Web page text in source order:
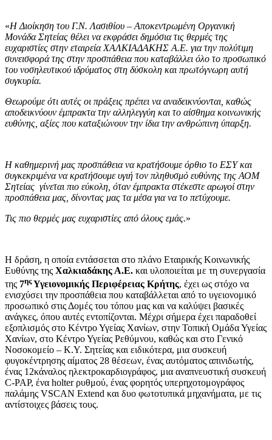
«Η Διοίκηση του Γ.Ν. Λασιθίου – Αποκεντρωμένη Οργανική
Μονάδα Σητείας θέλει να εκφράσει δημόσια τις θερμές της
ευχαριστίες στην εταιρεία ΧΑΛΚΙΑΔΑΚΗΣ Α.Ε. για την πολύτιμη
συνεισφορά της στην προσπάθεια που καταβάλλει όλο το προσωπικό
του νοσηλευτικού ιδρύματος στη δύσκολη και πρωτόγνωρη αυτή
συγκυρία.
Θεωρούμε ότι αυτές οι πράξεις πρέπει να αναδεικνύονται, καθώς
αποδεικνύουν έμπρακτα την αλληλεγγύη και το αίσθημα κοινωνικής
ευθύνης, αξίες που καταξιώνουν την ίδια την ανθρώπινη ύπαρξη.
Η καθημερινή μας προσπάθεια να κρατήσουμε όρθιο το ΕΣΥ και
συγκεκριμένα να κρατήσουμε υγιή τον πληθυσμό ευθύνης της ΑΟΜ
Σητείας γίνεται πιο εύκολη, όταν έμπρακτα στέκεστε αρωγοί στην
προσπάθεια μας, δίνοντας μας τα μέσα για να το πετύχουμε.
Τις πιο θερμές μας ευχαριστίες από όλους εμάς.»
Η δράση, η οποία εντάσσεται στο πλάνο Εταιρικής Κοινωνικής
Ευθύνης της Χαλκιαδάκης Α.Ε. και υλοποιείται με τη συνεργασία
της 7ηςΥγειονομικής Περιφέρειας Κρήτης, έχει ως στόχο να
ενισχύσει την προσπάθεια που καταβάλλεται από το υγειονομικό
προσωπικό στις Δομές του τόπου μας και να καλύψει βασικές
ανάγκες, όπου αυτές εντοπίζονται. Μέχρι σήμερα έχει παραδοθεί
εξοπλισμός στο Κέντρο Υγείας Χανίων, στην Τοπική Ομάδα Υγείας
Χανίων, στο Κέντρο Υγείας Ρεθύμνου, καθώς και στο Γενικό
Νοσοκομείο – Κ.Υ. Σητείας και ειδικότερα, μια συσκευή
φυγοκέντρησης αίματος 28 θέσεων, ένας αυτόματος απινιδωτής,
ένας 12κάναλος ηλεκτροκαρδιογράφος, μια αναπνευστική συσκευή
C-PAP, ένα holter ρυθμού, ένας φορητός υπερηχοτομογράφος
παλάμης VSCAN Extend και δυο φωτοτυπικά μηχανήματα, με τις
αντίστοιχες βάσεις τους.